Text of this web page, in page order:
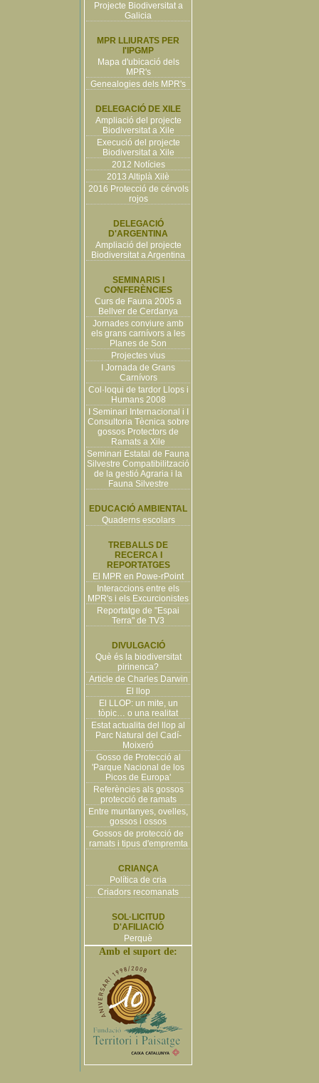
Projecte Biodiversitat a
Galicia
MPR LLIURATS PER
l'IPGMP
Mapa d'ubicació dels
MPR's
Genealogies dels MPR's
DELEGACIÓ DE XILE
Ampliació del projecte
Biodiversitat a Xile
Execució del projecte
Biodiversitat a Xile
2012 Notícies
2013 Altiplà Xilè
2016 Protecció de cérvols
rojos
DELEGACIÓ
D'ARGENTINA
Ampliació del projecte
Biodiversitat a Argentina
SEMINARIS I
CONFERÈNCIES
Curs de Fauna 2005 a
Bellver de Cerdanya
Jornades conviure amb
els grans carnívors a les
Planes de Son
Projectes vius
I Jornada de Grans
Carnívors
Col·loqui de tardor Llops i
Humans 2008
I Seminari Internacional i I
Consultoria Tècnica sobre
gossos Protectors de
Ramats a Xile
Seminari Estatal de Fauna
Silvestre Compatibilització
de la gestió Agraria i la
Fauna Silvestre
EDUCACIÓ AMBIENTAL
Quaderns escolars
TREBALLS DE
RECERCA I
REPORTATGES
El MPR en Powe-rPoint
Interaccions entre els
MPR's i els Excurcionistes
Reportatge de "Espai
Terra" de TV3
DIVULGACIÓ
Què és la biodiversitat
pirinenca?
Article de Charles Darwin
El llop
El LLOP: un mite, un
tòpic… o una realitat
Estat actualita del llop al
Parc Natural del Cadí-
Moixeró
Gosso de Protecció al
'Parque Nacional de los
Picos de Europa'
Referències als gossos
protecció de ramats
Entre muntanyes, ovelles,
gossos i ossos
Gossos de protecció de
ramats i tipus d'empremta
CRIANÇA
Política de cria
Criadors recomanats
SOL·LICITUD
D'AFILIACIÓ
Perquè
Amb el suport de: